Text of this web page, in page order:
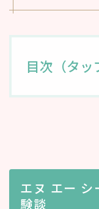
目次（タッ
エヌ エー シ
験談